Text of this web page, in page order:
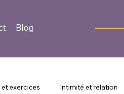
Blog
exercices Intimité et relation